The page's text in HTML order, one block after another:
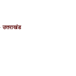
उत्तराखंड